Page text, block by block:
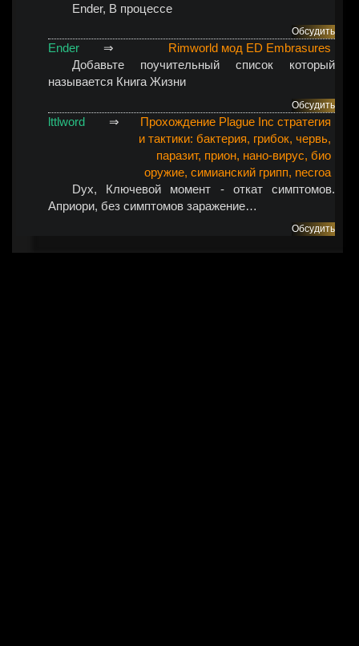
Ender, В процессе
Обсудить
Ender ⇒
Rimworld мод ED Embrasures
Добавьте поучительный список который
называется Книга Жизни
Обсудить
lttlword ⇒
Прохождение Plague Inc стратегия
и тактики: бактерия, грибок, червь,
паразит, прион, нано-вирус, био
оружие, симианский грипп, necroa
Dyx, Ключевой момент - откат симптомов.
Априори, без симптомов заражение…
Обсудить